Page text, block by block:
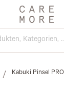
Direkt
zum
Inhalt
Kabuki Pinsel